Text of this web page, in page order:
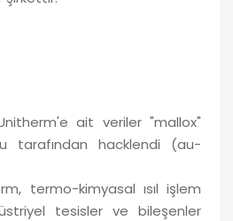
Unitherm'e ait veriler "mallox"
tarafından hacklendi (au-
termo-kimyasal ısıl işlem
tesisler ve bileşenler